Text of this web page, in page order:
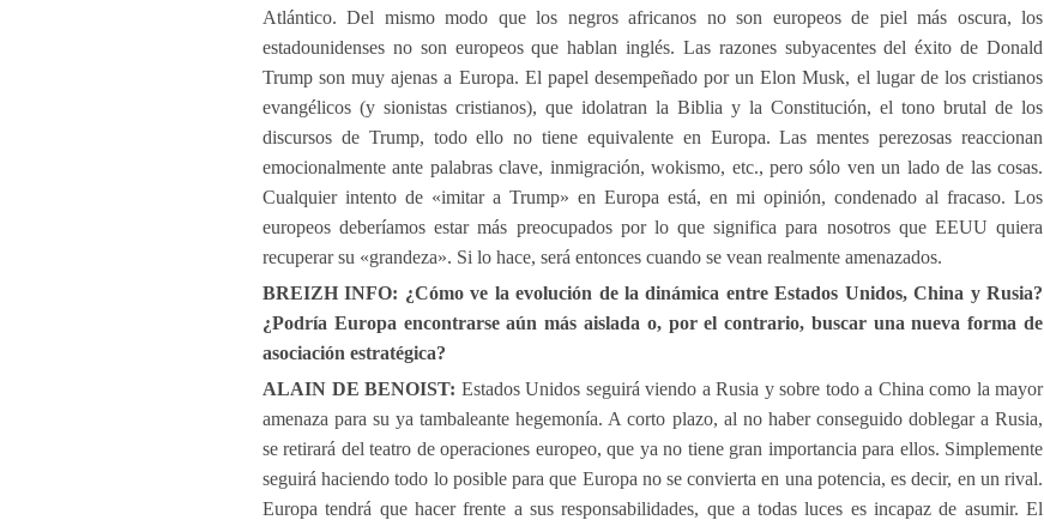
Atlántico. Del mismo modo que los negros africanos no son europeos de piel más oscura, los
estadounidenses no son europeos que hablan inglés. Las razones subyacentes del éxito de Donald
Trump son muy ajenas a Europa. El papel desempeñado por un Elon Musk, el lugar de los cristianos
evangélicos (y sionistas cristianos), que idolatran la Biblia y la Constitución, el tono brutal de los
discursos de Trump, todo ello no tiene equivalente en Europa. Las mentes perezosas reaccionan
emocionalmente ante palabras clave, inmigración, wokismo, etc., pero sólo ven un lado de las cosas.
Cualquier intento de «imitar a Trump» en Europa está, en mi opinión, condenado al fracaso. Los
europeos deberíamos estar más preocupados por lo que significa para nosotros que EEUU quiera
recuperar su «grandeza». Si lo hace, será entonces cuando se vean realmente amenazados.
BREIZH INFO: ¿Cómo ve la evolución de la dinámica entre Estados Unidos, China y Rusia?
¿Podría Europa encontrarse aún más aislada o, por el contrario, buscar una nueva forma de
asociación estratégica?
ALAIN DE BENOIST: Estados Unidos seguirá viendo a Rusia y sobre todo a China como la mayor
amenaza para su ya tambaleante hegemonía. A corto plazo, al no haber conseguido doblegar a Rusia,
se retirará del teatro de operaciones europeo, que ya no tiene gran importancia para ellos. Simplemente
seguirá haciendo todo lo posible para que Europa no se convierta en una potencia, es decir, en un rival.
Europa tendrá que hacer frente a sus responsabilidades, que a todas luces es incapaz de asumir. El